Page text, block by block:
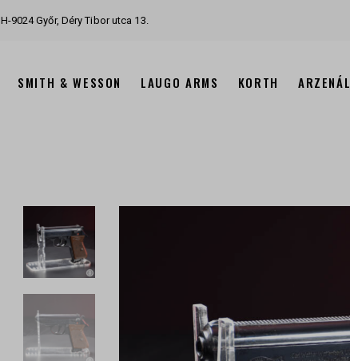
H-9024 Győr, Déry Tibor utca 13.
SMITH & WESSON LAUGO ARMS KORTH ARZENÁL